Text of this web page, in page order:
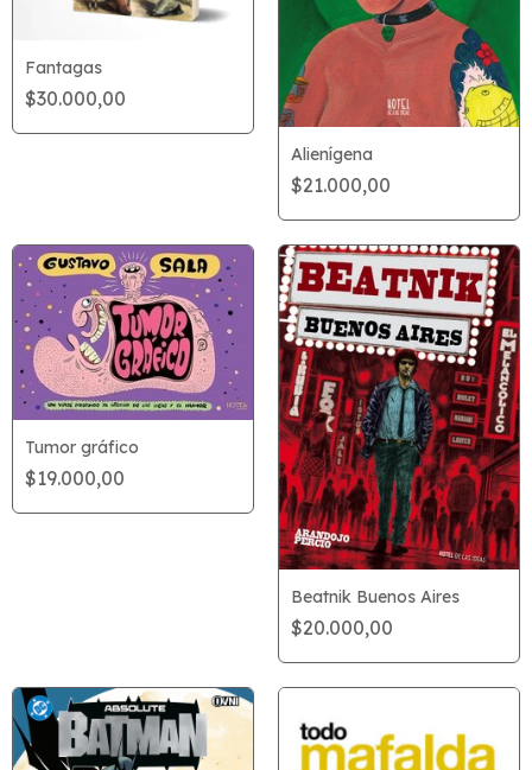
Fantagas
$30.000,00
Alienígena
$21.000,00
Tumor gráfico
$19.000,00
Beatnik Buenos Aires
$20.000,00